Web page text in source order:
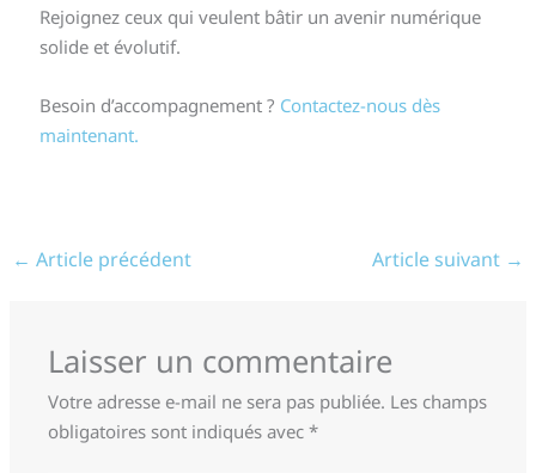
Rejoignez ceux qui veulent bâtir un avenir numérique
solide et évolutif.
Besoin d’accompagnement ? Contactez-nous dès
maintenant.
← Article précédent Article suivant →
Laisser un commentaire
Votre adresse e-mail ne sera pas publiée. Les champs
obligatoires sont indiqués avec*